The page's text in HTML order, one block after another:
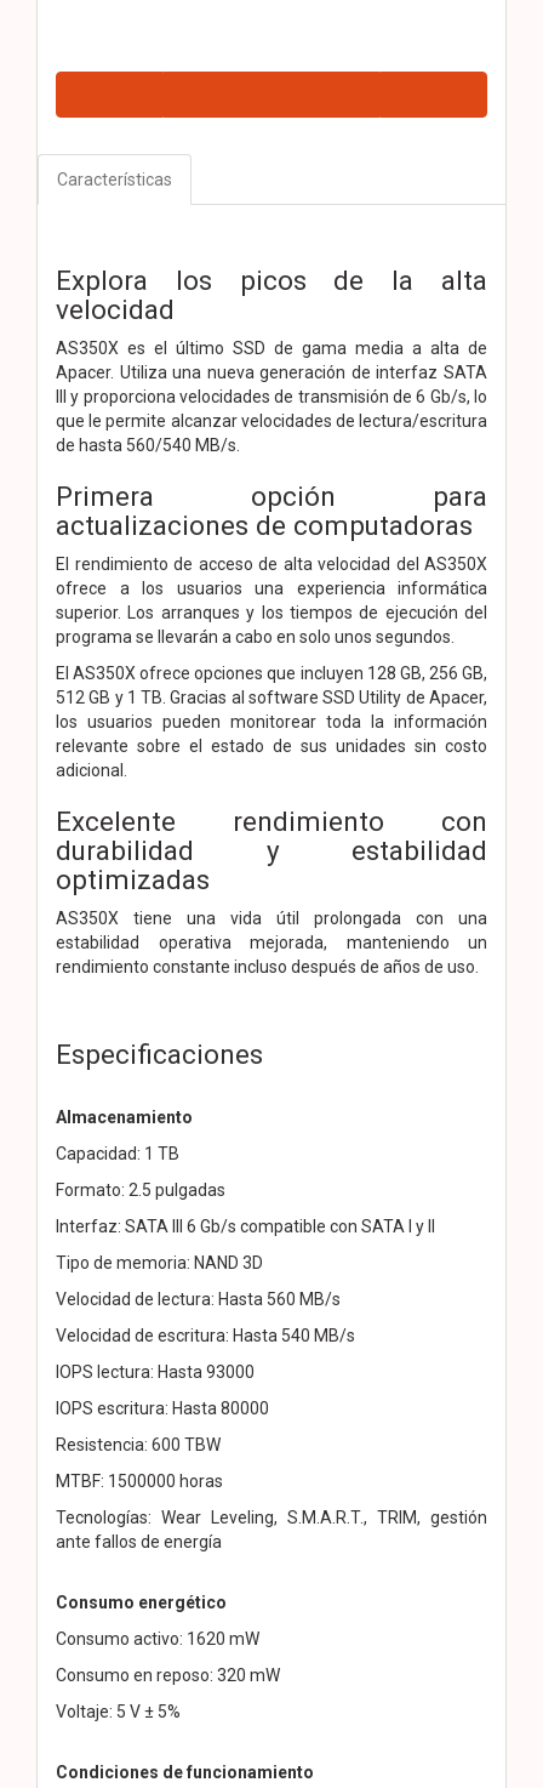
Características
Explora los picos de la alta
velocidad
AS350X es el último SSD de gama media a alta de
Apacer. Utiliza una nueva generación de interfaz SATA
III y proporciona velocidades de transmisión de 6 Gb/s, lo
que le permite alcanzar velocidades de lectura/escritura
de hasta 560/540 MB/s.
Primera opción para
actualizaciones de computadoras
El rendimiento de acceso de alta velocidad del AS350X
ofrece a los usuarios una experiencia informática
superior. Los arranques y los tiempos de ejecución del
programa se llevarán a cabo en solo unos segundos.
El AS350X ofrece opciones que incluyen 128 GB, 256 GB,
512 GB y 1 TB. Gracias al software SSD Utility de Apacer,
los usuarios pueden monitorear toda la información
relevante sobre el estado de sus unidades sin costo
adicional.
Excelente rendimiento con
durabilidad y estabilidad
optimizadas
AS350X tiene una vida útil prolongada con una
estabilidad operativa mejorada, manteniendo un
rendimiento constante incluso después de años de uso.
Especificaciones
Almacenamiento
Capacidad: 1 TB
Formato: 2.5 pulgadas
Interfaz: SATA III 6 Gb/s compatible con SATA I y II
Tipo de memoria: NAND 3D
Velocidad de lectura: Hasta 560 MB/s
Velocidad de escritura: Hasta 540 MB/s
IOPS lectura: Hasta 93000
IOPS escritura: Hasta 80000
Resistencia: 600 TBW
MTBF: 1500000 horas
Tecnologías: Wear Leveling, S.M.A.R.T., TRIM, gestión
ante fallos de energía
Consumo energético
Consumo activo: 1620 mW
Consumo en reposo: 320 mW
Voltaje: 5 V ± 5%
Condiciones de funcionamiento